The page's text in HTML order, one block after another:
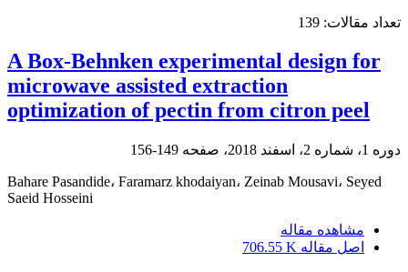
تعداد مقالات: 139
A Box-Behnken experimental design for
microwave assisted extraction
optimization of pectin from citron peel
دوره 1، شماره 2، اسفند 2018، صفحه 149-156
Bahare Pasandide، Faramarz khodaiyan، Zeinab Mousavi، Seyed
Saeid Hosseini
مشاهده مقاله
اصل مقاله 706.55 K